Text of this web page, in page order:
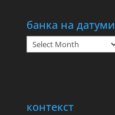
банка на датуми
банка
на
контекст